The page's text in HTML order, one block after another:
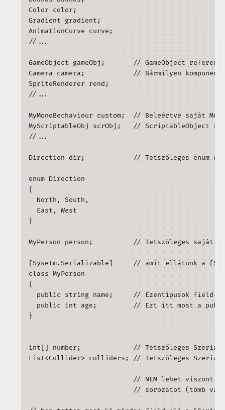
Public és [SerializeField] mezők -
Kiegészítő anyag
Az alábbiak megértéséhez szükséges a
Tagváltozók és -metódusok láthatósága
lecke
megértése:
A Unity minden publikus mezőt úgy kezel, mintha a
[SerializeField] attribútum elé lenne írva
ezt nem tesszük meg. Tehát a publikus field-ek
megjelennek az Inspector-on és mentődnek, hogy
külön jeleznénk.
Fontos kiemelni, hogy a publikus és
mezők nem pontosan ugyanúgy működnek, ugyanis
de változókat az osztályon kívül továbbra sem
kódból elérni.
public mező [SerializeField]
, de nem
minden .
Szerializálható típusok -
anyag
Nem minden típust lehet Unity-ben szerializálni és
beállításként használni.
Az alábbi felsorolás a szerializálható típusokat veszi
számba:
int number1;              // Minden C#
bool bit;